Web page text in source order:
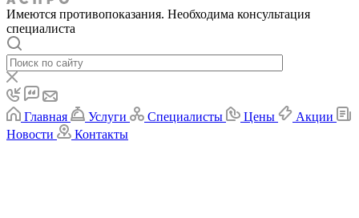
Имеются противопоказания. Необходима консультация
специалиста
Главная Услуги Специалисты Цены
Акции
Новости
Контакты